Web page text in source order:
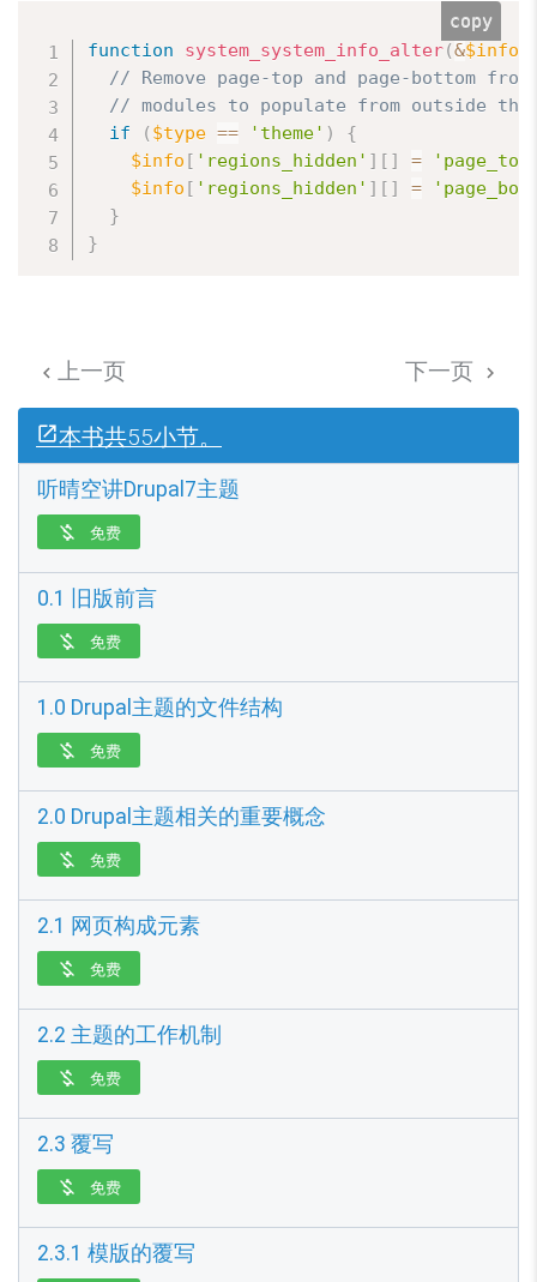
function system_system_info_alter(&$info
// Remove page-top and page-bottom
// modules to populate from outside the
if
( $type == 'theme' )
{
$info [ 'regions_hidden' ] [ ] =
$info [ 'regions_hidden' ] [ ] =
}
}
copy
 上一页 下一页 
本书共55小节。
听晴空讲Drupal7主题
 免费
0.1 旧版前言
 免费
1.0 Drupal主题的文件结构
 免费
2.0 Drupal主题相关的重要概念
 免费
2.1 网页构成元素
 免费
2.2 主题的工作机制
 免费
2.3 覆写
 免费
2.3.1 模版的覆写